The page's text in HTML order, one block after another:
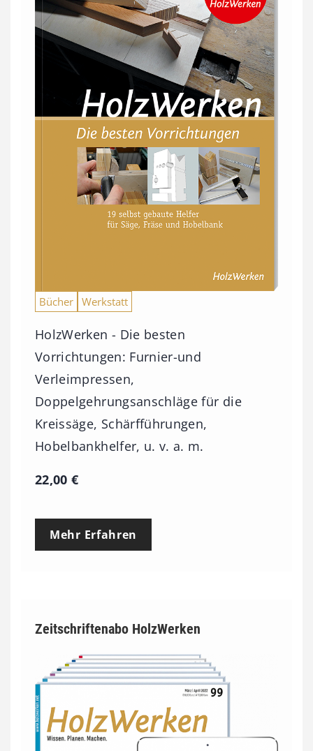
Bücher Werkstatt
HolzWerken - Die besten
Vorrichtungen: Furnier-und
Verleimpressen,
Doppelgehrungsanschläge für die
Kreissäge, Schärfführungen,
Hobelbankhelfer, u. v. a. m.
22,00€
Mehr Erfahren
Zeitschriftenabo HolzWerken